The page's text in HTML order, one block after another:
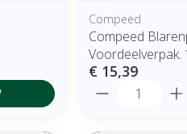
Compeed
Compeed
Voordeelverpak.
€ 15,39